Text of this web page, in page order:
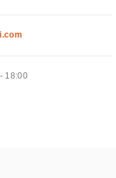
18:00